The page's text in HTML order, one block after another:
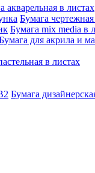
акварельная в листах
Бумага
Бумага mix media в
для акрила и
в листах
Бумага